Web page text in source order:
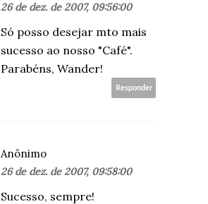
26 de dez. de 2007, 09:56:00
Só posso desejar mto mais
sucesso ao nosso "Café".
Parabéns, Wander!
Responder
Anônimo
26 de dez. de 2007, 09:58:00
Sucesso, sempre!